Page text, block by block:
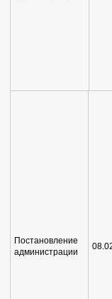
Постановление
администрации